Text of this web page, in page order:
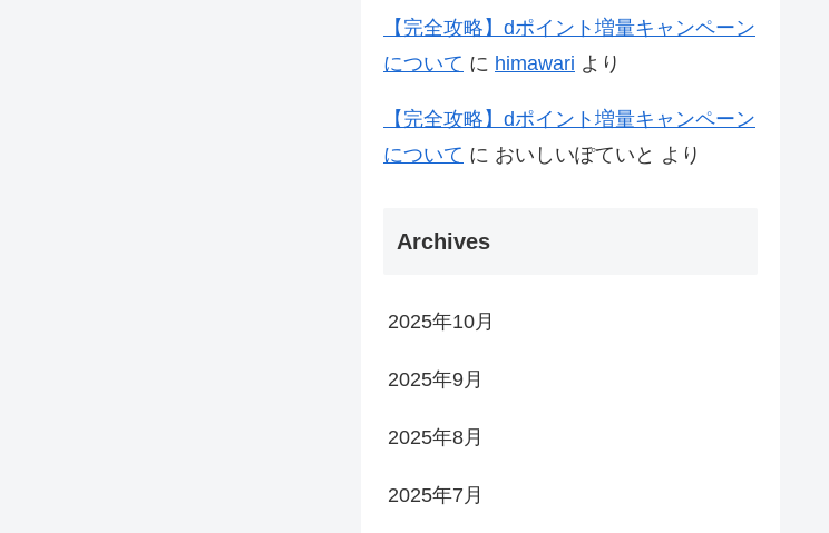
【完全攻略】dポイント増量キャンペーン
について に himawari より
【完全攻略】dポイント増量キャンペーン
について に おいしいぽていと より
Archives
2025年10月
2025年9月
2025年8月
2025年7月